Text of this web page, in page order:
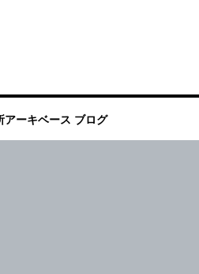
ーキベース ブログ